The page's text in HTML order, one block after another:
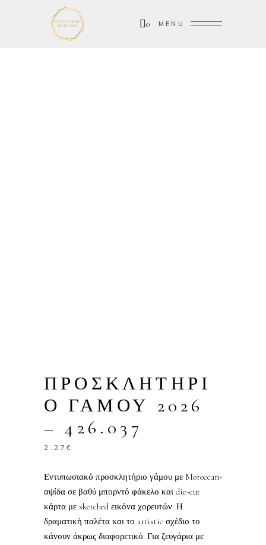
0 MENU
ΠΡΟΣΚΛΗΤΗΡΙ
Ο ΓΑΜΟΥ 2026
– 426.037
2.27€
Εντυπωσιακό προσκλητήριο γάμου με Moroccan-
αψίδα σε βαθύ μπορντό φάκελο και die-cut
κάρτα με sketched εικόνα χορευτών. Η
δραματική παλέτα και το artistic σχέδιο το
κάνουν άκρως διαφορετικό. Για ζευγάρια με